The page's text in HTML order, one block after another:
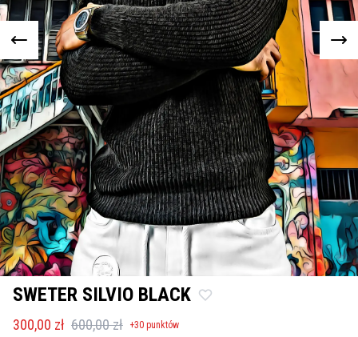
SWETER SILVIO BLACK
300,00 zł 600,00 zł +30 punktów